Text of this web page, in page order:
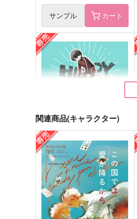
WEB再録集 流転
サンプル
サンプル カート
HAPPY HAPPENING
いもけんぴ
専売 572円 （税込）
刀剣乱舞
堀川国広
関連商品(キャラクター)